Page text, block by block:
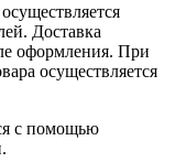
Доставка
оформления. При
осуществляется
с помощью